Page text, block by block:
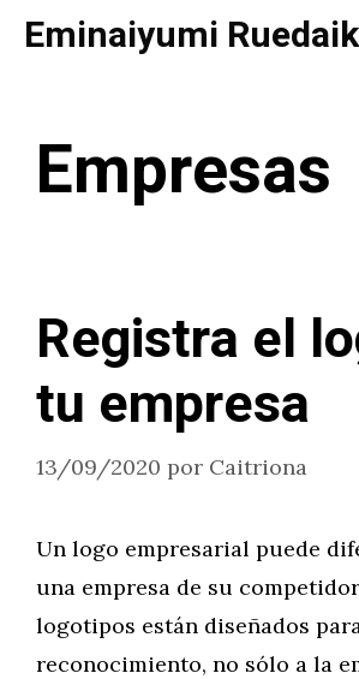
SaltarEminaiyumi
Empresas
Registra el
tu empresa
13/09/2020 por Caitriona
Un logo empresarial puede
una empresa de su
logotipos están diseñados
reconocimiento, no sólo a la